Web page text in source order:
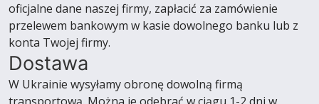
oficjalne dane naszej firmy, zapłacić za zamówienie
przelewem bankowym w kasie dowolnego banku lub z
konta Twojej firmy.
Dostawa
W Ukrainie wysyłamy obronę dowolną firmą